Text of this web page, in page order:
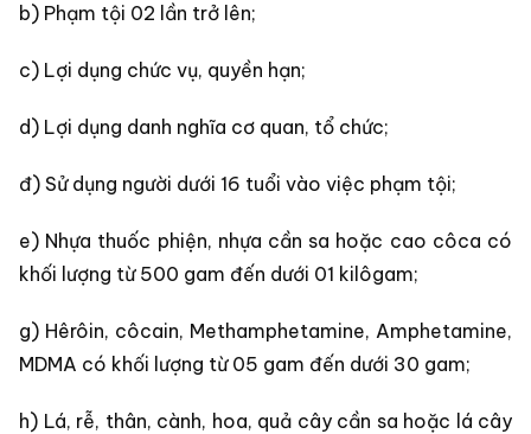
b) Phạm tội 02 lần trở lên;
c) Lợi dụng chức vụ, quyền hạn;
d) Lợi dụng danh nghĩa cơ quan, tổ chức;
đ) Sử dụng người dưới 16 tuổi vào việc phạm tội;
e) Nhựa thuốc phiện, nhựa cần sa hoặc cao côca có
khối lượng từ 500 gam đến dưới 01 kilôgam;
g) Hêrôin, côcain, Methamphetamine, Amphetamine,
MDMA có khối lượng từ 05 gam đến dưới 30 gam;
h) Lá, rễ, thân, cành, hoa, quả cây cần sa hoặc lá cây